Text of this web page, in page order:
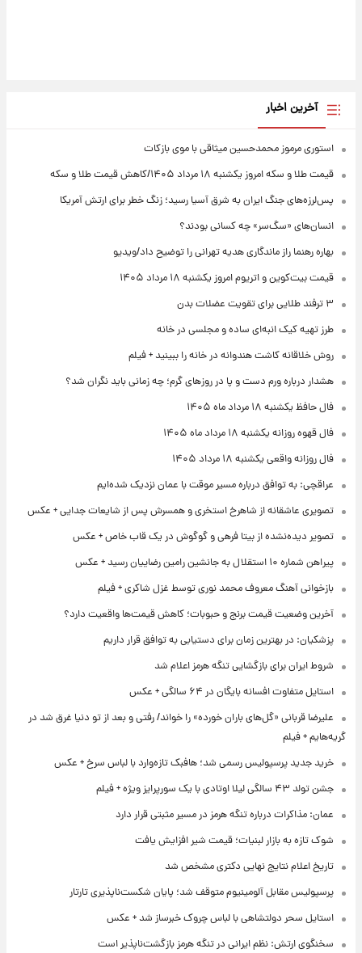
آخرین اخبار
استوری مرموز محمدحسین میثاقی با موی بازکات
قیمت طلا و سکه امروز یکشنبه ۱۸ مرداد ۱۴۰۵/کاهش قیمت طلا و سکه
پس‌لرزه‌های جنگ ایران به شرق آسیا رسید؛ زنگ خطر برای ارتش آمریکا
انسان‌های «سگ‌سر» چه کسانی بودند؟
بهاره رهنما راز ماندگاری هدیه تهرانی را توضیح داد/ویدیو
قیمت بیت‌کوین و اتریوم امروز یکشنبه ۱۸ مرداد ۱۴۰۵
۳ ترفند طلایی برای تقویت عضلات بدن
طرز تهیه کیک انبه‌ای ساده و مجلسی در خانه
روش خلاقانه کاشت هندوانه در خانه را ببینید + فیلم
هشدار درباره ورم دست و پا در روزهای گرم؛ چه زمانی باید نگران شد؟
فال حافظ یکشنبه ۱۸ مرداد ماه ۱۴۰۵
فال قهوه روزانه یکشنبه ۱۸ مرداد ماه ۱۴۰۵
فال روزانه واقعی یکشنبه ۱۸ مرداد ۱۴۰۵
عراقچی: به توافق درباره مسیر موقت با عمان نزدیک شده‌ایم
تصویری عاشقانه از شاهرخ استخری و همسرش پس از شایعات جدایی + عکس
تصویر دیده‌نشده از بیتا فرهی و گوگوش در یک قاب خاص + عکس
پیراهن شماره ۱۰ استقلال به جانشین رامین رضاییان رسید + عکس
بازخوانی آهنگ معروف محمد نوری توسط غزل شاکری + فیلم
آخرین وضعیت قیمت برنج و حبوبات؛ کاهش قیمت‌ها واقعیت دارد؟
پزشکیان: در بهترین زمان برای دستیابی به توافق قرار داریم
شروط ایران برای بازگشایی تنگه هرمز اعلام شد
استایل متفاوت افسانه بایگان در ۶۴ سالگی + عکس
علیرضا قربانی «گل‌های باران خورده» را خواند/ رفتی و بعد از تو دنیا غرق شد در
گریه‌هایم + فیلم
خرید جدید پرسپولیس رسمی شد؛ هافبک تازه‌وارد با لباس سرخ + عکس
جشن تولد ۴۳ سالگی لیلا اوتادی با یک سورپرایز ویژه + فیلم
عمان: مذاکرات درباره تنگه هرمز در مسیر مثبتی قرار دارد
شوک تازه به بازار لبنیات؛ قیمت شیر افزایش یافت
تاریخ اعلام نتایج نهایی دکتری مشخص شد
پرسپولیس مقابل آلومینیوم متوقف شد؛ پایان شکست‌ناپذیری تارتار
استایل سحر دولتشاهی با لباس چروک خبرساز شد + عکس
سخنگوی ارتش: نظم ایرانی در تنگه هرمز بازگشت‌ناپذیر است